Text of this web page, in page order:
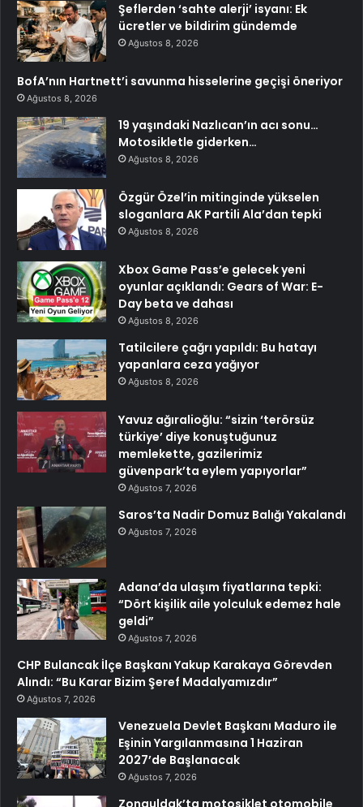
Şeflerden ‘sahte alerji’ isyanı: Ek
ücretler ve bildirim gündemde
Ağustos 8, 2026
BofA’nın Hartnett’i savunma hisselerine geçişi öneriyor
Ağustos 8, 2026
19 yaşındaki Nazlıcan’ın acı sonu…
Motosikletle giderken…
Ağustos 8, 2026
Özgür Özel’in mitinginde yükselen
sloganlara AK Partili Ala’dan tepki
Ağustos 8, 2026
Xbox Game Pass’e gelecek yeni
oyunlar açıklandı: Gears of War: E-
Day beta ve dahası
Ağustos 8, 2026
Tatilcilere çağrı yapıldı: Bu hatayı
yapanlara ceza yağıyor
Ağustos 8, 2026
Yavuz ağıralioğlu: “sizin ‘terörsüz
türkiye’ diye konuştuğunuz
memlekette, gazilerimiz
güvenpark’ta eylem yapıyorlar”
Ağustos 7, 2026
Saros’ta Nadir Domuz Balığı Yakalandı
Ağustos 7, 2026
Adana’da ulaşım fiyatlarına tepki:
“Dört kişilik aile yolculuk edemez hale
geldi”
Ağustos 7, 2026
CHP Bulancak İlçe Başkanı Yakup Karakaya Görevden
Alındı: “Bu Karar Bizim Şeref Madalyamızdır”
Ağustos 7, 2026
Venezuela Devlet Başkanı Maduro ile
Eşinin Yargılanmasına 1 Haziran
2027’de Başlanacak
Ağustos 7, 2026